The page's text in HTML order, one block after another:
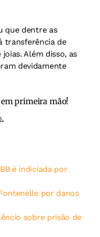
que dentre as
transferência de
Além disso, as
devidamente
em primeira mão!
é indiciada por
por danos
sobre prisão de